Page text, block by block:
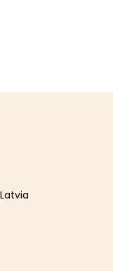
izstrādājumi